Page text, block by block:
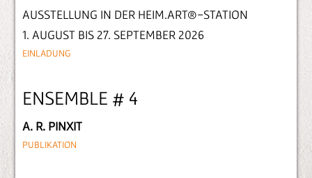
AUSSTELLUNG IN DER HEIM.ART®-STATION
1. AUGUST BIS 27. SEPTEMBER 2026
EINLADUNG
ENSEMBLE # 4
A. R. PINXIT
PUBLIKATION